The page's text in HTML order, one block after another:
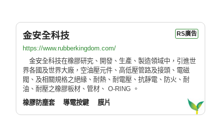
金安全科技 RS廣告
https://www.rubberkingdom.com/
金安全科技在橡膠研究、開發、生產、製造領域中，引進世
界各國及世界大廠，空油壓元件、高低壓管路及接頭、電磁
閥、及相關規格之絕緣、耐熱、耐電壓、抗靜電、防火、耐
油、耐壓之橡膠板材、管材、 O-RING 。
橡膠防塵套
導電按鍵 膜片